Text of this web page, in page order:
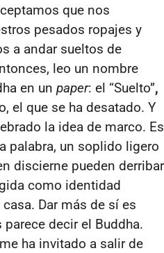
que nos
pesados ropajes y
a andar sueltos de
leo un nombre
en un paper: el “Suelto”,
el que se ha desatado. Y
la idea de marco. Es
palabra, un soplido ligero
discierne pueden derribar
como identidad
casa. Dar más de sí es
parece decir el Buddha.
ha invitado a salir de